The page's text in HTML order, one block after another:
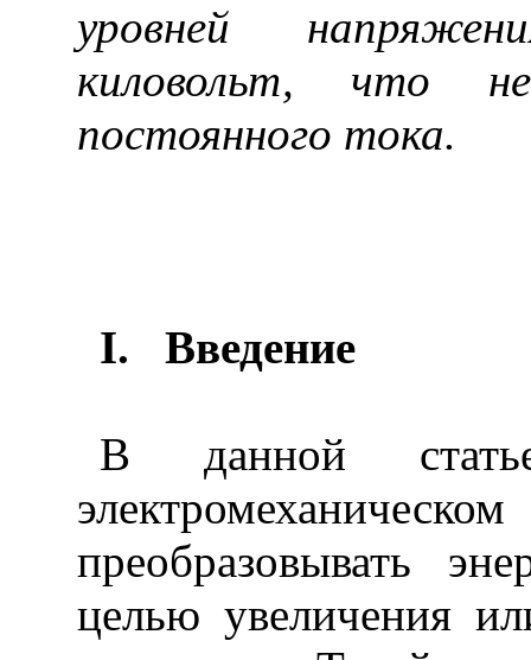
уровней
киловольт, что
постоянного тока.
I. Введение
В данной
преобразовывать
целью увеличения